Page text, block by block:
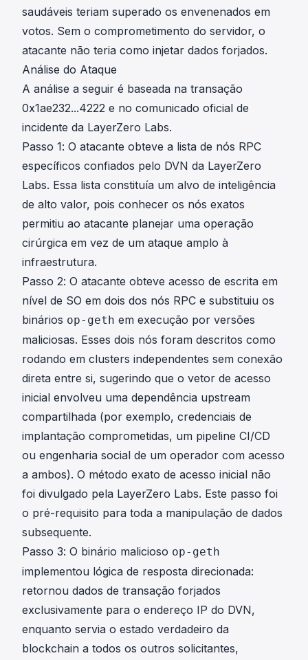
saudáveis teriam superado os envenenados em
votos. Sem o comprometimento do servidor, o
atacante não teria como injetar dados forjados.
Análise do Ataque
A análise a seguir é baseada na transação
0x1ae232...4222 e no comunicado oficial de
incidente da LayerZero Labs.
Passo 1: O atacante obteve a lista de nós RPC
específicos confiados pelo DVN da LayerZero
Labs. Essa lista constituía um alvo de inteligência
de alto valor, pois conhecer os nós exatos
permitiu ao atacante planejar uma operação
cirúrgica em vez de um ataque amplo à
infraestrutura.
Passo 2: O atacante obteve acesso de escrita em
nível de SO em dois dos nós RPC e substituiu os
binários op-geth em execução por versões
maliciosas. Esses dois nós foram descritos como
rodando em clusters independentes sem conexão
direta entre si, sugerindo que o vetor de acesso
inicial envolveu uma dependência upstream
compartilhada (por exemplo, credenciais de
implantação comprometidas, um pipeline CI/CD
ou engenharia social de um operador com acesso
a ambos). O método exato de acesso inicial não
foi divulgado pela LayerZero Labs. Este passo foi
o pré-requisito para toda a manipulação de dados
subsequente.
Passo 3: O binário malicioso op-geth
implementou lógica de resposta direcionada:
retornou dados de transação forjados
exclusivamente para o endereço IP do DVN,
enquanto servia o estado verdadeiro da
blockchain a todos os outros solicitantes,